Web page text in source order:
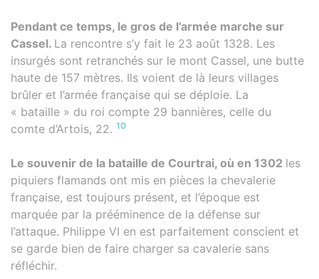
Pendant ce temps, le gros de l’armée marche sur
Cassel. La rencontre s’y fait le 23 août 1328. Les
insurgés sont retranchés sur le mont Cassel, une butte
haute de 157 mètres. Ils voient de là leurs villages
brûler et l’armée française qui se déploie. La
« bataille » du roi compte 29 bannières, celle du
comte d’Artois, 22. 10
Le souvenir de la bataille de Courtrai, où en 1302 les
piquiers flamands ont mis en pièces la chevalerie
française, est toujours présent, et l’époque est
marquée par la prééminence de la défense sur
l’attaque. Philippe VI en est parfaitement conscient et
se garde bien de faire charger sa cavalerie sans
réfléchir.